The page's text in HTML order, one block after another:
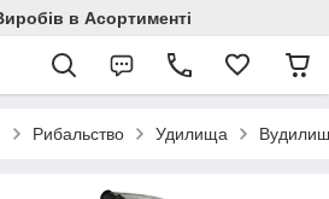
в Асортименті
Рибальство Удилища